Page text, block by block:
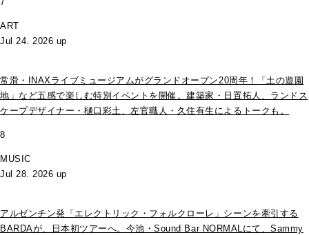
ART
Jul 24. 2026 up
常滑・INAXライブミュージアムがグランドオープン20周年！「土の遊園
地」など五感で楽しむ特別イベントを開催。建築家・日置拓人、ランドス
ケープデザイナー・樋口彩土、左官職人・久住有生によるトークも。
8
MUSIC
Jul 28. 2026 up
アルゼンチン発「エレクトリック・フォルクローレ」シーンを牽引する
BARDAが、日本初ツアーへ。今池・Sound Bar NORMALにて、Sammy